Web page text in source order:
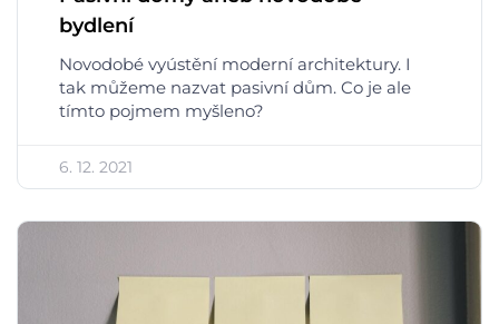
bydlení
Novodobé vyústění moderní architektury. I
tak můžeme nazvat pasivní dům. Co je ale
tímto pojmem myšleno?
6. 12. 2021